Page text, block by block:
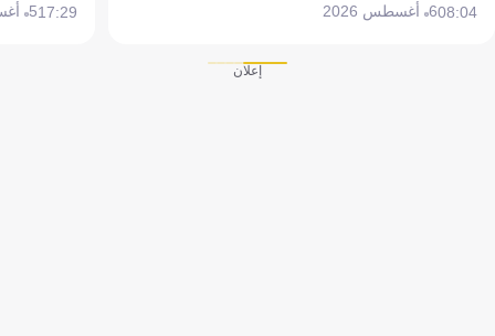
08:046 أغسطس 2026 17:295 أغسطس 2026
إعلان